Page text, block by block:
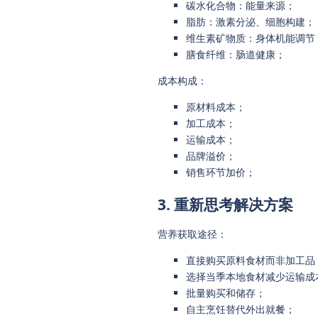
碳水化合物：能量来源；
脂肪：激素分泌、细胞构建；
维生素矿物质：身体机能调节
膳食纤维：肠道健康；
成本构成：
原材料成本；
加工成本；
运输成本；
品牌溢价；
销售环节加价；
3. 重新思考解决方案
营养获取途径：
直接购买原料食材而非加工品
选择当季本地食材减少运输成
批量购买和储存；
自主烹饪替代外出就餐；